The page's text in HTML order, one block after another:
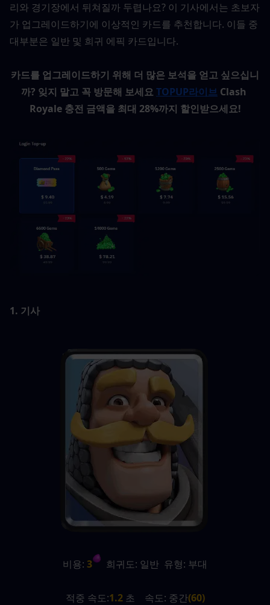
리와 경기장에서 뒤쳐질까 두렵나요? 이 기사에서는 초보자
가 업그레이드하기에 이상적인 카드를 추천합니다. 이들 중
대부분은 일반 및 희귀 에픽 카드입니다.
카드를 업그레이드하기 위해 더 많은 보석을 얻고 싶으십니
까? 잊지 말고 꼭 방문해 보세요 TOPUP라이브 Clash
Royale 충전 금액을 최대 28%까지 할인받으세요!
1. 기사
비용: 3 희귀도: 일반  유형: 부대
적중 속도:1.2 초    속도: 중간(60)